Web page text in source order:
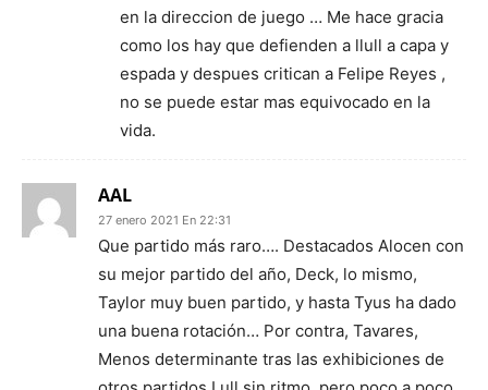
en la direccion de juego … Me hace gracia
como los hay que defienden a llull a capa y
espada y despues critican a Felipe Reyes ,
no se puede estar mas equivocado en la
vida.
AAL
27 enero 2021 En 22:31
Que partido más raro…. Destacados Alocen con
su mejor partido del año, Deck, lo mismo,
Taylor muy buen partido, y hasta Tyus ha dado
una buena rotación… Por contra, Tavares,
Menos determinante tras las exhibiciones de